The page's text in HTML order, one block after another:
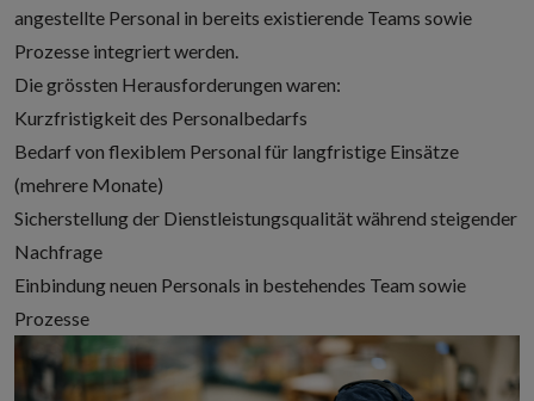
angestellte Personal in bereits existierende Teams sowie
Prozesse integriert werden.
Die grössten Herausforderungen waren:
Kurzfristigkeit des Personalbedarfs
Bedarf von flexiblem Personal für langfristige Einsätze
(mehrere Monate)
Sicherstellung der Dienstleistungsqualität während steigender
Nachfrage
Einbindung neuen Personals in bestehendes Team sowie
Prozesse